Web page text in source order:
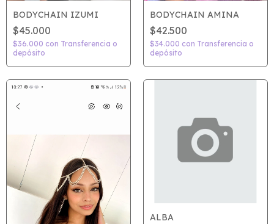
BODYCHAIN IZUMI
$45.000
$36.000 con Transferencia o
depósito
BODYCHAIN AMINA
$42.500
$34.000 con Transferencia o
depósito
ALBA